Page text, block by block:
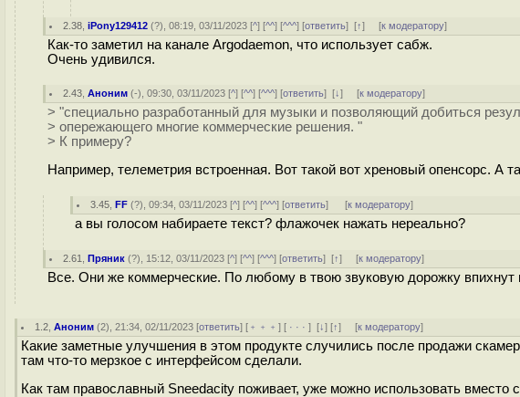
2.38 ,iPony129412 (?), 08:19, 03/11/2023 [^] [^^] [^^^] [ответить][↑] [к модератору]
Как-то заметил на канале Argodaemon, что использует сабж.
Очень удивился.
2.43 ,Аноним (-), 09:30, 03/11/2023 [^] [^^] [^^^] [ответить][↓] [к модератору]
> "специально разработанный для музыки и позволяющий добиться
> опережающего многие коммерческие решения. "
> К примеру?
Например, телеметрия встроенная. Вот такой вот хреновый опенсорс. А
3.45 ,FF (?), 09:34, 03/11/2023 [^] [^^] [^^^] [ответить] [к модератору]
а вы голосом набираете текст? флажочек нажать нереально?
2.61 ,Пряник (?), 15:12, 03/11/2023 [^] [^^] [^^^] [ответить][↑] [к модератору]
Все. Они же коммерческие. По любому в твою звуковую дорожку впихнут
1.2 ,Аноним (2), 21:34, 02/11/2023 [ответить] [ ﹢﹢﹢] [ · · ·][↓] [↑] [к модератору]
Какие заметные улучшения в этом продукте случились после продажи
там что-то мерзкое с интерфейсом сделали.
Как там православный Sneedacity поживает, уже можно использовать вместо